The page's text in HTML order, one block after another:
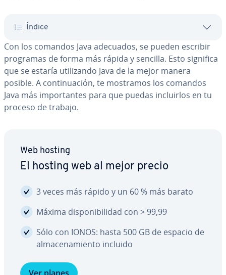
Índice
Con los comandos Java adecuados, se pueden escribir
programas de forma más rápida y sencilla. Esto significa
que se estaría uti­li­za­n­do Java de la mejor manera
posible. A co­n­ti­nua­ción, te mostramos los comandos
Java más im­po­r­ta­n­tes para que puedas in­clui­r­los en tu
proceso de trabajo.
Web hosting
El hosting web al mejor precio
3 veces más rápido y un 60 % más barato
Máxima di­s­po­ni­bi­li­dad con > 99,99
Sólo con IONOS: hasta 500 GB de espacio de
al­ma­ce­na­mie­n­to incluido